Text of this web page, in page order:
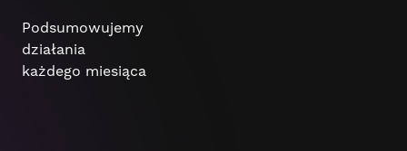
Podsumowujemy
działania
każdego miesiąca